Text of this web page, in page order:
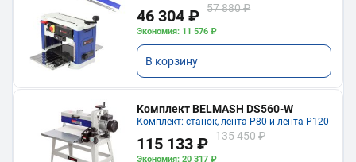
46 304 ₽ 57 880 ₽
Экономия: 11 576 ₽
В корзину
Комплект BELMASH DS560-W
Комплект: станок, лента P80 и лента P120
115 133 ₽ 135 450 ₽
Экономия: 20 317 ₽